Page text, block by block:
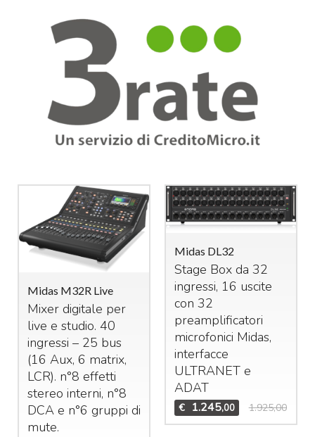
Midas M32R Live
Mixer digitale per
live e studio. 40
ingressi – 25 bus
(16 Aux, 6 matrix,
LCR). n°8 effetti
stereo interni, n°8
DCAe n°6 gruppi di
mute.
Midas DL32
Stage Box da 32
ingressi, 16 uscite
con 32
preamplificatori
microfonici Midas,
interfacce
ULTRANETe
ADAT
€ 1.245,00 1.925,00